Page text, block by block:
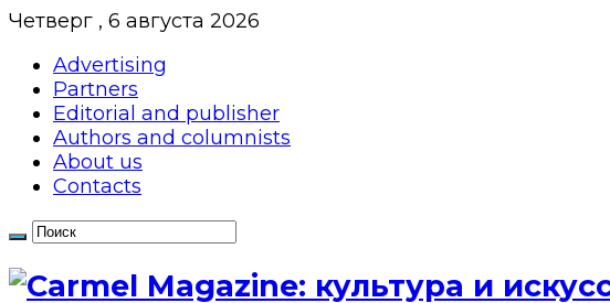
Четверг , 6 августа 2026
Advertising
Partners
Editorial and publisher
Authors and columnists
About us
Contacts